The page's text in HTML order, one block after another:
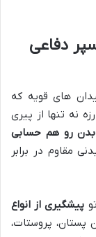
دفاعی
های قویه که
نه تنها از پیری
رو هم حسابی
مقاوم در برابر
پیشگیری از انواع
پروستات،